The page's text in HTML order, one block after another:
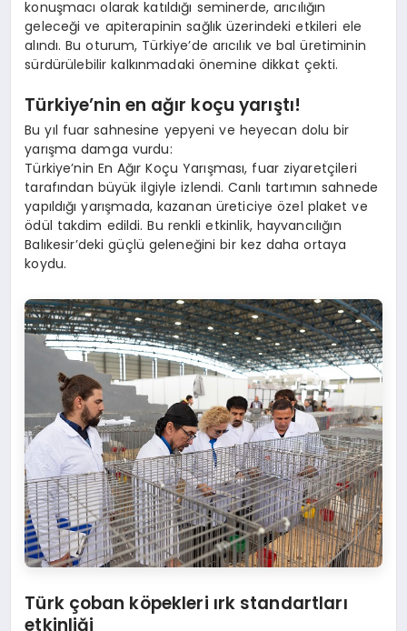
konuşmacı olarak katıldığı seminerde, arıcılığın
geleceği ve apiterapinin sağlık üzerindeki etkileri ele
alındı. Bu oturum, Türkiye’de arıcılık ve bal üretiminin
sürdürülebilir kalkınmadaki önemine dikkat çekti.
Türkiye’nin en ağır koçu yarıştı!
Bu yıl fuar sahnesine yepyeni ve heyecan dolu bir
yarışma damga vurdu:
Türkiye’nin En Ağır Koçu Yarışması, fuar ziyaretçileri
tarafından büyük ilgiyle izlendi. Canlı tartımın sahnede
yapıldığı yarışmada, kazanan üreticiye özel plaket ve
ödül takdim edildi. Bu renkli etkinlik, hayvancılığın
Balıkesir’deki güçlü geleneğini bir kez daha ortaya
koydu.
Türk çoban köpekleri ırk standartları
etkinliği